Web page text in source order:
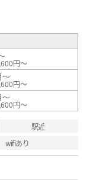
円～
～
円～
～
円～
駅近
wifiあり